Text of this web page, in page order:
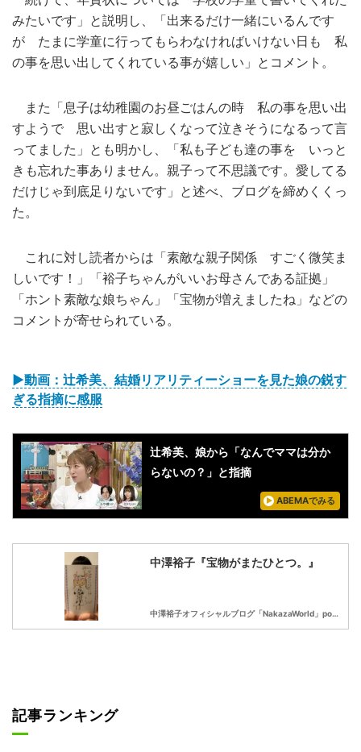
みたいです」と説明し、「出来るだけ一緒にいるんです
が たまに学童に行ってもらわなければいけない日も 私
の事を思い出してくれている事が嬉しい」とコメント。
また「息子は幼稚園のお昼ごはんの時 私の事を思い出
すようで 思い出すと寂しくなって泣きそうになるって言
ってました」とも明かし、「私も子ども達の事を いっと
きも忘れた事ありません。親子って不思議です。愛してる
だけじゃ到底足りないです」と述べ、ブログを締めくくっ
た。
これに対し読者からは「素敵な親子関係 すごく微笑ま
しいです！」「裕子ちゃんがいいお母さんである証拠」
「ホント素敵な娘ちゃん」「宝物が増えましたね」などの
コメントが寄せられている。
▶動画：辻希美、結婚リアリティーショーを見た娘の鋭す
ぎる指摘に感服
辻希美、娘から「なんでママは分か
らないの？」と指摘
ABEMAでみる
中澤裕子『宝物がまたひとつ。』
中澤裕子オフィシャルブログ「NakazaWorld」powered by Ameba
記事ランキング